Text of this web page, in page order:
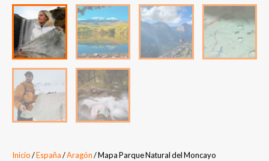
Inicio/España/Aragón/ Mapa Parque Natural del Moncayo